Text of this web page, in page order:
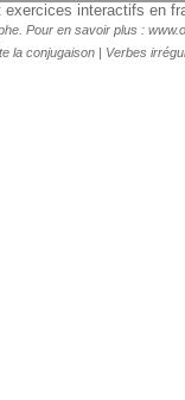
interactifs en
Pour en savoir plus :
la conjugaison| Verbes